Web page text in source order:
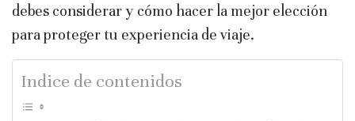
debes considerar y cómo hacer la mejor elección
para proteger tu experiencia de viaje.
Indice de contenidos